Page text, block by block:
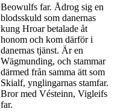
Beowulfs far. Ådrog sig en
blodsskuld som danernas
kung Hroar betalade åt
honom och kom därför i
danernas tjänst. Är en
Wägmunding, och stammar
därmed från samma ätt som
Skialf, ynglingarnas stamfar.
Bror med Vésteinn, Vigleifs
far.